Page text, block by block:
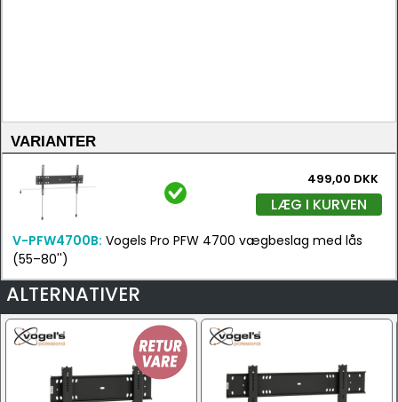
VARIANTER
499,00 DKK
LÆG I KURVEN
V-PFW4700B: Vogels Pro PFW 4700 vægbeslag med lås
(55–80'')
ALTERNATIVER